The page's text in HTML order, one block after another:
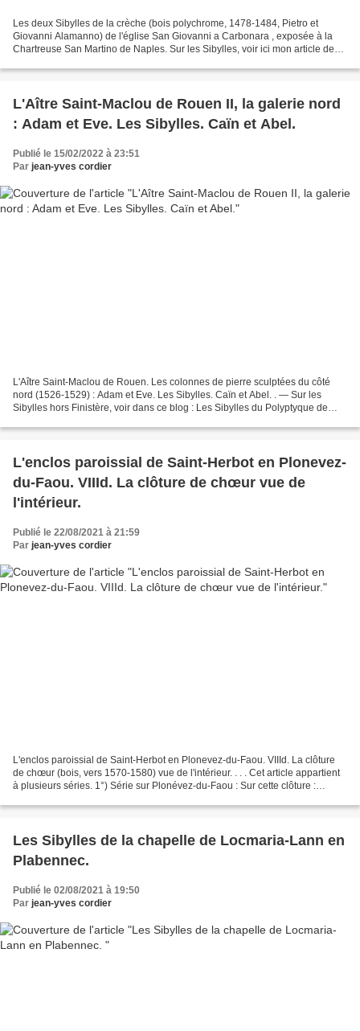
Les deux Sibylles de la crèche (bois polychrome, 1478-1484, Pietro et
Giovanni Alamanno) de l'église San Giovanni a Carbonara , exposée à la
Chartreuse San Martino de Naples. Sur les Sibylles, voir ici mon article de
L'Aître Saint-Maclou de Rouen II, la galerie nord
: Adam et Eve. Les Sibylles. Caïn et Abel.
Publié le 15/02/2022 à 23:51
Par jean-yves cordier
L'Aître Saint-Maclou de Rouen. Les colonnes de pierre sculptées du côté
nord (1526-1529) : Adam et Eve. Les Sibylles. Caïn et Abel. . — Sur les
Sibylles hors Finistère, voir dans ce blog : Les Sibylles du Polyptyque de
L'enclos paroissial de Saint-Herbot en Plonevez-
du-Faou. VIIId. La clôture de chœur vue de
l'intérieur.
Publié le 22/08/2021 à 21:59
Par jean-yves cordier
L'enclos paroissial de Saint-Herbot en Plonevez-du-Faou. VIIId. La clôture
de chœur (bois, vers 1570-1580) vue de l'intérieur. . . . Cet article appartient
à plusieurs séries. 1°) Série sur Plonévez-du-Faou : Sur cette clôture :
Les Sibylles de la chapelle de Locmaria-Lann en
Plabennec.
Publié le 02/08/2021 à 19:50
Par jean-yves cordier